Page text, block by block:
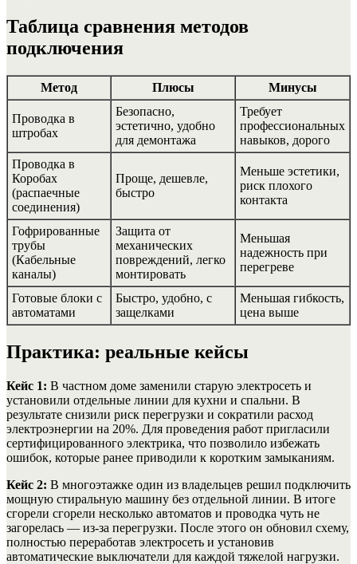
Таблица сравнения методов
подключения
Метод Плюсы Минусы
Проводка в
штробах
Безопасно,
эстетично, удобно
для демонтажа
Требует
профессиональных
навыков, дорого
Проводка в
Коробах
(распаечные
соединения)
Проще, дешевле,
быстро
Меньше эстетики,
риск плохого
контакта
Гофрированные
трубы
(Кабельные
каналы)
Защита от
механических
повреждений, легко
монтировать
Меньшая
надежность при
перегреве
Готовые блоки с
автоматами
Быстро, удобно, с
защелками
Меньшая гибкость,
цена выше
Практика: реальные кейсы
Кейс 1: В частном доме заменили старую электросеть и
установили отдельные линии для кухни и спальни. В
результате снизили риск перегрузки и сократили расход
электроэнергии на 20%. Для проведения работ пригласили
сертифицированного электрика, что позволило избежать
ошибок, которые ранее приводили к коротким замыканиям.
Кейс 2: В многоэтажке один из владельцев решил подключить
мощную стиральную машину без отдельной линии. В итоге
сгорели сгорели несколько автоматов и проводка чуть не
загорелась — из-за перегрузки. После этого он обновил схему,
полностью переработав электросеть и установив
автоматические выключатели для каждой тяжелой нагрузки.